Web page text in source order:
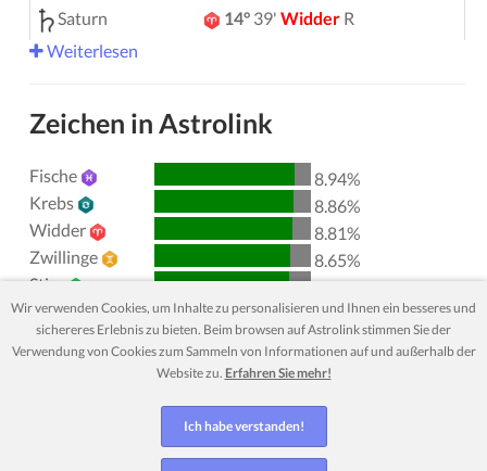
Saturn 14° 39' Widder R
Uranus
Neptun 04° 11'
Chiron 00°51'Stier
Lilith 25°34'Schütze
Nordknoten 29°54'Wassermann
Aktive Aspekte Orbis
Konjunktion Jupiter
Trigon Saturn
Weiterlesen
Zeichen in Astrolink
Fische
8.94%
Krebs
8.86%
Widder
8.81%
Zwillinge
8.65%
Stier
Löwe
8.27%
Wassermann
8.27%
Jungfrau
8.24%
7.82%
Wir verwenden Cookies, um Inhalte zu personalisieren und Ihnen ein besseres und
sichereres Erlebnis zu bieten. Beim browsen auf Astrolink stimmen Sie der
Verwendung von Cookies zum Sammeln von Informationen auf und außerhalb der
Website zu. Erfahren Sie mehr!
Ich habe verstanden!